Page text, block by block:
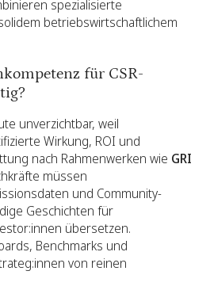
spezialisierte
betriebswirtschaftlichem
für CSR-
unverzichtbar, weil
Wirkung, ROI und
nach Rahmenwerken wie GRI
müssen
und Community-
Geschichten für
übersetzen.
Benchmarks und
von reinen